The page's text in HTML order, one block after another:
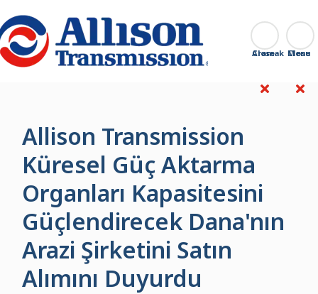
Go Home Aramak
Close
Allison Transmission
Küresel Güç Aktarma
Organları Kapasitesini
Güçlendirecek Dana'nın
Arazi Şirketini Satın
Alımını Duyurdu